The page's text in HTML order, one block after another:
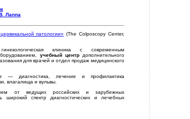
Лаппа
патологии» (The Colposcopy Center,
гинекологическая клиника с современным
учебный центрдополнительного
для врачей и отдел продаж медицинского
— диагностика, лечение и профилактика
влагалища и вульвы.
от ведущих российских и зарубежных
широкий спектр диагностических и лечебных